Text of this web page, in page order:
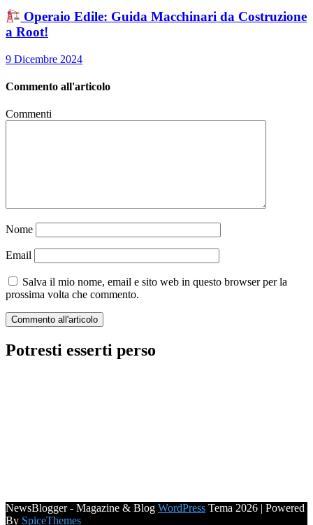
Operaio Edile: Guida Macchinari da Costruzione
a Root!
9 Dicembre 2024
Commento all'articolo
Commenti
Nome
Email
Salva il mio nome, email e sito web in questo browser per la
prossima volta che commento.
Potresti esserti perso
NewsBlogger - Magazine & Blog WordPress Tema 2026 | Powered
By SpiceThemes